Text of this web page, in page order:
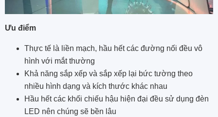
Ưu điểm
Thực tế là liền mạch, hầu hết các đường nối đều vô
hình với mắt thường
Khả năng sắp xếp và sắp xếp lại bức tường theo
nhiều hình dạng và kích thước khác nhau
Hầu hết các khối chiếu hậu hiện đại đều sử dụng đèn
LED nên chúng sẽ bền lâu